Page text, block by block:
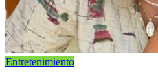
Entretenimiento